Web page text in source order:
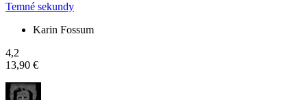
Temné sekundy
Karin Fossum
4,2
13,90 €